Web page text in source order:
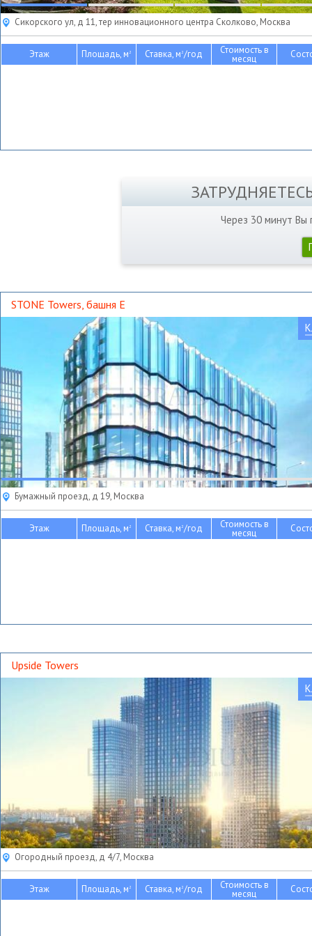
Сикорского ул, д 11, тер инновационного центра Сколково, Москва
Этаж Площадь, м2 Ставка, м2/год Стоимость в
месяц
Через 30 минут Вы
STONE Towers, башня Е
Бумажный проезд, д 19, Москва
Этаж Площадь, м2 Ставка, м2/год Стоимость в
месяц
Upside Towers
Огородный проезд, д 4/7, Москва
Этаж Площадь, м2 Ставка, м2/год Стоимость в
месяц